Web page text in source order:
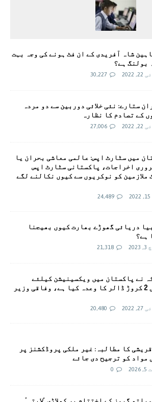
شاہ آفریدی کے ان فٹ ہونے کی وجہ بہت
بولنگ ہے؟
2022
30,227
ستارے: نئی خلائی دوربین سے دو مردہ
کے تصادم کا نظارہ
2022
27,006
میں سٹارٹ اپس: عالمی معاشی بحران یا
اخراجات، پاکستانی سٹارٹ اپس
ملازمین کو نوکریوں سے کیوں نکالنے لگے
24,489
دریائی گھوڑے بھارت کیوں بھیجنا
ہے؟
21,318
نے پاکستان میں ویکسینیشن کیلئے
اضافی 2 کروڑ ڈالر کا وعدہ کیا ہے، وفاقی وزیر
2022
20,480
کا مطالبہ: غیر ملکی پروڈکشنز پر
مواد کو ترجیح دی جائے
0